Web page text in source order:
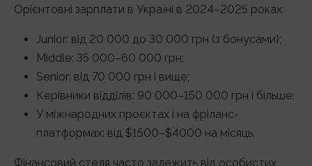
Орієнтовні зарплати в Україні в 2024–2025 роках:
Junior: від 20 000 до 30 000 грн (з бонусами);
Middle: 35 000–60 000 грн;
Senior: від 70 000 грн і вище;
Керівники відділів: 90 000–150 000 грн і більше;
У міжнародних проєктах і на фріланс-
платформах: від $1500–$4000 на місяць.
Фінансовий стеля часто залежить від особистих